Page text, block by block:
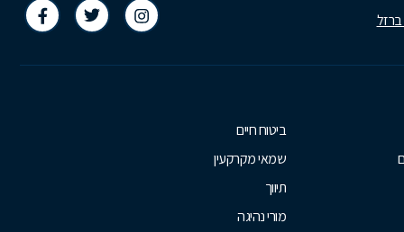
ביטוח חיים
שמאי מקרקעין
תיווך
מורי נהיגה